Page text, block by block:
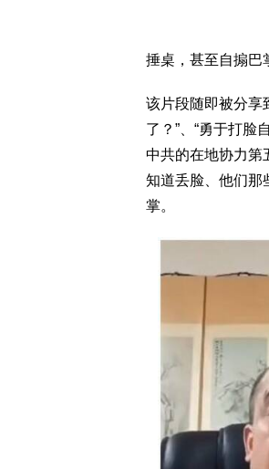
捶桌，甚至自搧巴
该片段随即被分享
了？”、“勇于打脸
中共的在地协力第
知道丢脸、他们那
掌。